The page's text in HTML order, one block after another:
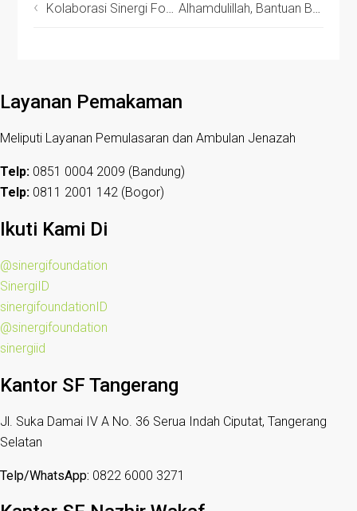
Kolaborasi Sinergi Foundation dan Pemuda Persis Berikan Bantuan untuk Korban Banjir di Cicaheum Alhamdulillah, Bantuan Buku Pelajaran telah Disalurkan
Layanan Pemakaman
Meliputi Layanan Pemulasaran dan Ambulan Jenazah
Telp: 0851 0004 2009 (Bandung)
Telp: 0811 2001 142 (Bogor)
Ikuti Kami Di
@sinergifoundation
SinergiID
sinergifoundationID
@sinergifoundation
sinergiid
Kantor SF Tangerang
Jl. Suka Damai IV A No. 36 Serua Indah Ciputat, Tangerang
Selatan
Telp/WhatsApp: 0822 6000 3271